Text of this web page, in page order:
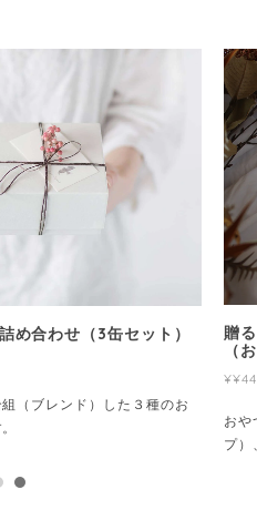
め合わせ（3缶セット）
（ブレンド）した３種のお
贈
（
おや
プ）